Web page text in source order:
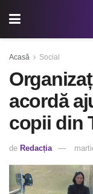
Acasă Social
acordă
copii din
de Redacția